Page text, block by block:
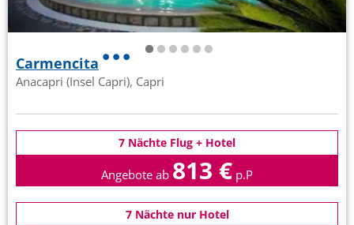
Carmencita
Anacapri (Insel Capri), Capri
7 Nächte Flug + Hotel
Angebote ab 813 € p.P
7 Nächte nur Hotel